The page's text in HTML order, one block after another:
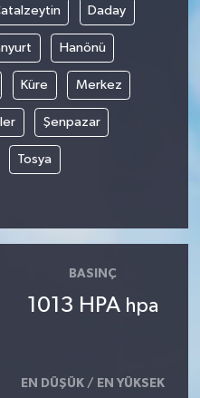
Daday
Hanönü
Küre Merkez
Şenpazar
Tosya
BASINÇ
1013 HPA hpa
EN DÜŞÜK / EN YÜKSEK